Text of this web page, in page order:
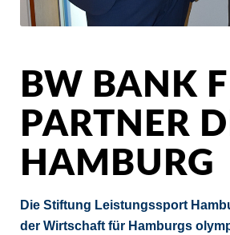
BW BANK
PARTNER
HAMBURG
Die Stiftung Leistungssport
der Wirtschaft für Hamburgs